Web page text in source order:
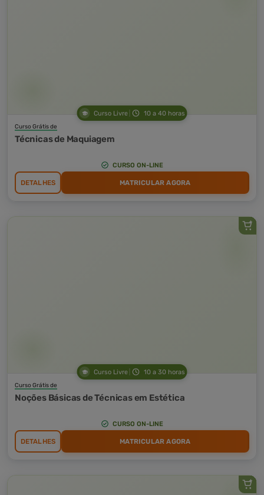
Curso Livre 10 a 40 horas
Curso Grátis de
Técnicas de Maquiagem
CURSO ON-LINE
DETALHES MATRICULAR AGORA
Curso Livre 10 a 30 horas
Curso Grátis de
Noções Básicas de Técnicas em Estética
CURSO ON-LINE
DETALHES MATRICULAR AGORA